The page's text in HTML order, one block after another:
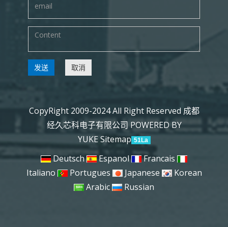
发送 取消
CopyRight 2009-2024 All Right Reserved 成都
经久芯科电子有限公司POWERED BY
YUKESitemap 51La
Deutsch Espanol
Francais
Italiano
Portugues Japanese
Korean
Arabic
Russian